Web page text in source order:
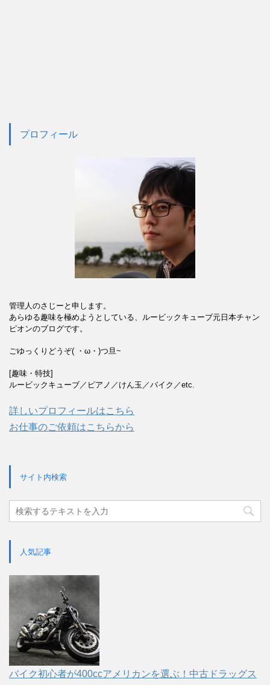
プロフィール
管理人のさじーと申します。
あらゆる趣味を極めようとしている、ルービックキューブ元日本チャン
ピオンのブログです。
ごゆっくりどうぞ( ・ω・)つ旦~
[趣味・特技]
ルービックキューブ／ピアノ／けん玉／バイク／etc.
詳しいプロフィールはこちら
お仕事のご依頼はこちらから
サイト内検索
人気記事
バイク初心者が400ccアメリカンを選ぶ！中古ドラッグス